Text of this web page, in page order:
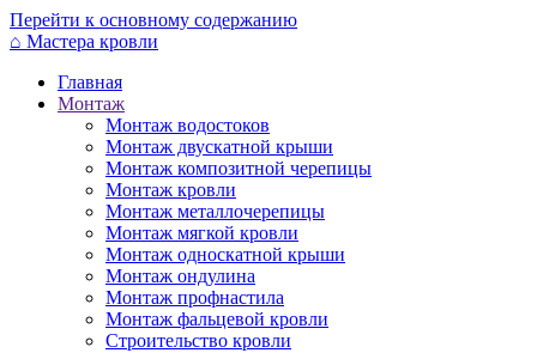
Перейти к основному содержанию
⌂ Мастера кровли
Главная
Монтаж
Монтаж водостоков
Монтаж двускатной крыши
Монтаж композитной черепицы
Монтаж кровли
Монтаж металлочерепицы
Монтаж мягкой кровли
Монтаж односкатной крыши
Монтаж ондулина
Монтаж профнастила
Монтаж фальцевой кровли
Строительство кровли